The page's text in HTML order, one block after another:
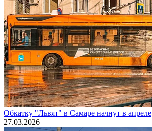
Обкатку "Львят" в Самаре начнут в апреле
27.03.2026